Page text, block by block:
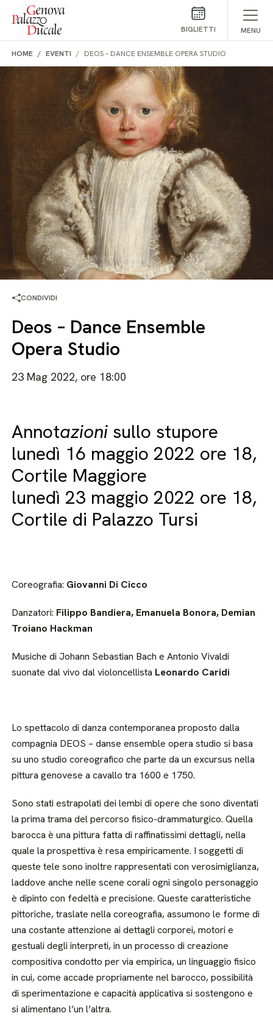
Salta al contenuto
BIGLIETTI MENU
HOME EVENTI DEOS – DANCE ENSEMBLE OPERA STUDIO
CONDIVIDI
Deos – Dance Ensemble
Opera Studio
23 Mag 2022, ore 18:00
Annotazioni sullo stupore
lunedì 16 maggio 2022 ore 18,
Cortile Maggiore
lunedì 23 maggio 2022 ore 18,
Cortile di Palazzo Tursi
Coreografia: Giovanni Di Cicco
Danzatori: Filippo Bandiera, Emanuela Bonora, Demian
Troiano Hackman
Musiche di Johann Sebastian Bach e Antonio Vivaldi
suonate dal vivo dal violoncellista Leonardo Caridi
Lo spettacolo di danza contemporanea proposto dalla
compagnia DEOS – danse ensemble opera studio si basa
su uno studio coreografico che parte da un excursus nella
pittura genovese a cavallo tra 1600 e 1750.
Sono stati estrapolati dei lembi di opere che sono diventati
la prima trama del percorso fisico-drammaturgico. Quella
barocca è una pittura fatta di raffinatissimi dettagli, nella
quale la prospettiva è resa empiricamente. I soggetti di
queste tele sono inoltre rappresentati con verosimiglianza,
laddove anche nelle scene corali ogni singolo personaggio
è dipinto con fedeltà e precisione. Queste caratteristiche
pittoriche, traslate nella coreografia, assumono le forme di
una costante attenzione ai dettagli corporei, motori e
gestuali degli interpreti, in un processo di creazione
compositiva condotto per via empirica, un linguaggio fisico
in cui, come accade propriamente nel barocco, possibilità
di sperimentazione e capacità applicativa si sostengono e
si alimentano l’un l’altra.